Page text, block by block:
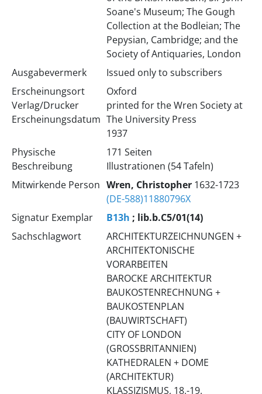
Soane's Museum; The Gough
Collection at the Bodleian; The
Pepysian, Cambridge; and the
Society of Antiquaries, London
Ausgabevermerk
Issued only to subscribers
Erscheinungsort
Verlag/Drucker
Erscheinungsdatum
Oxford
printed for the Wren Society at
The University Press
1937
Physische
Beschreibung
171 Seiten
Illustrationen (54 Tafeln)
Mitwirkende Person Wren, Christopher1632-1723
(DE-588)11880796X
Signatur Exemplar
B13h ; lib.b.C5/01(14)
Sachschlagwort
ARCHITEKTURZEICHNUNGEN +
ARCHITEKTONISCHE
VORARBEITEN
BAROCKE ARCHITEKTUR
BAUKOSTENRECHNUNG +
BAUKOSTENPLAN
(BAUWIRTSCHAFT)
CITY OF LONDON
(GROSSBRITANNIEN)
KATHEDRALEN + DOME
(ARCHITEKTUR)
KLASSIZISMUS, 18.-19.